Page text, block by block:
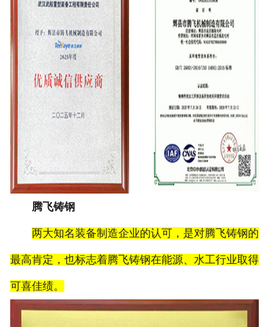
腾飞铸钢
两大知名装备制造企业的认可，是对腾飞铸钢的
最高肯定，也标志着腾飞铸钢在能源、水工行业取得
可喜佳绩。